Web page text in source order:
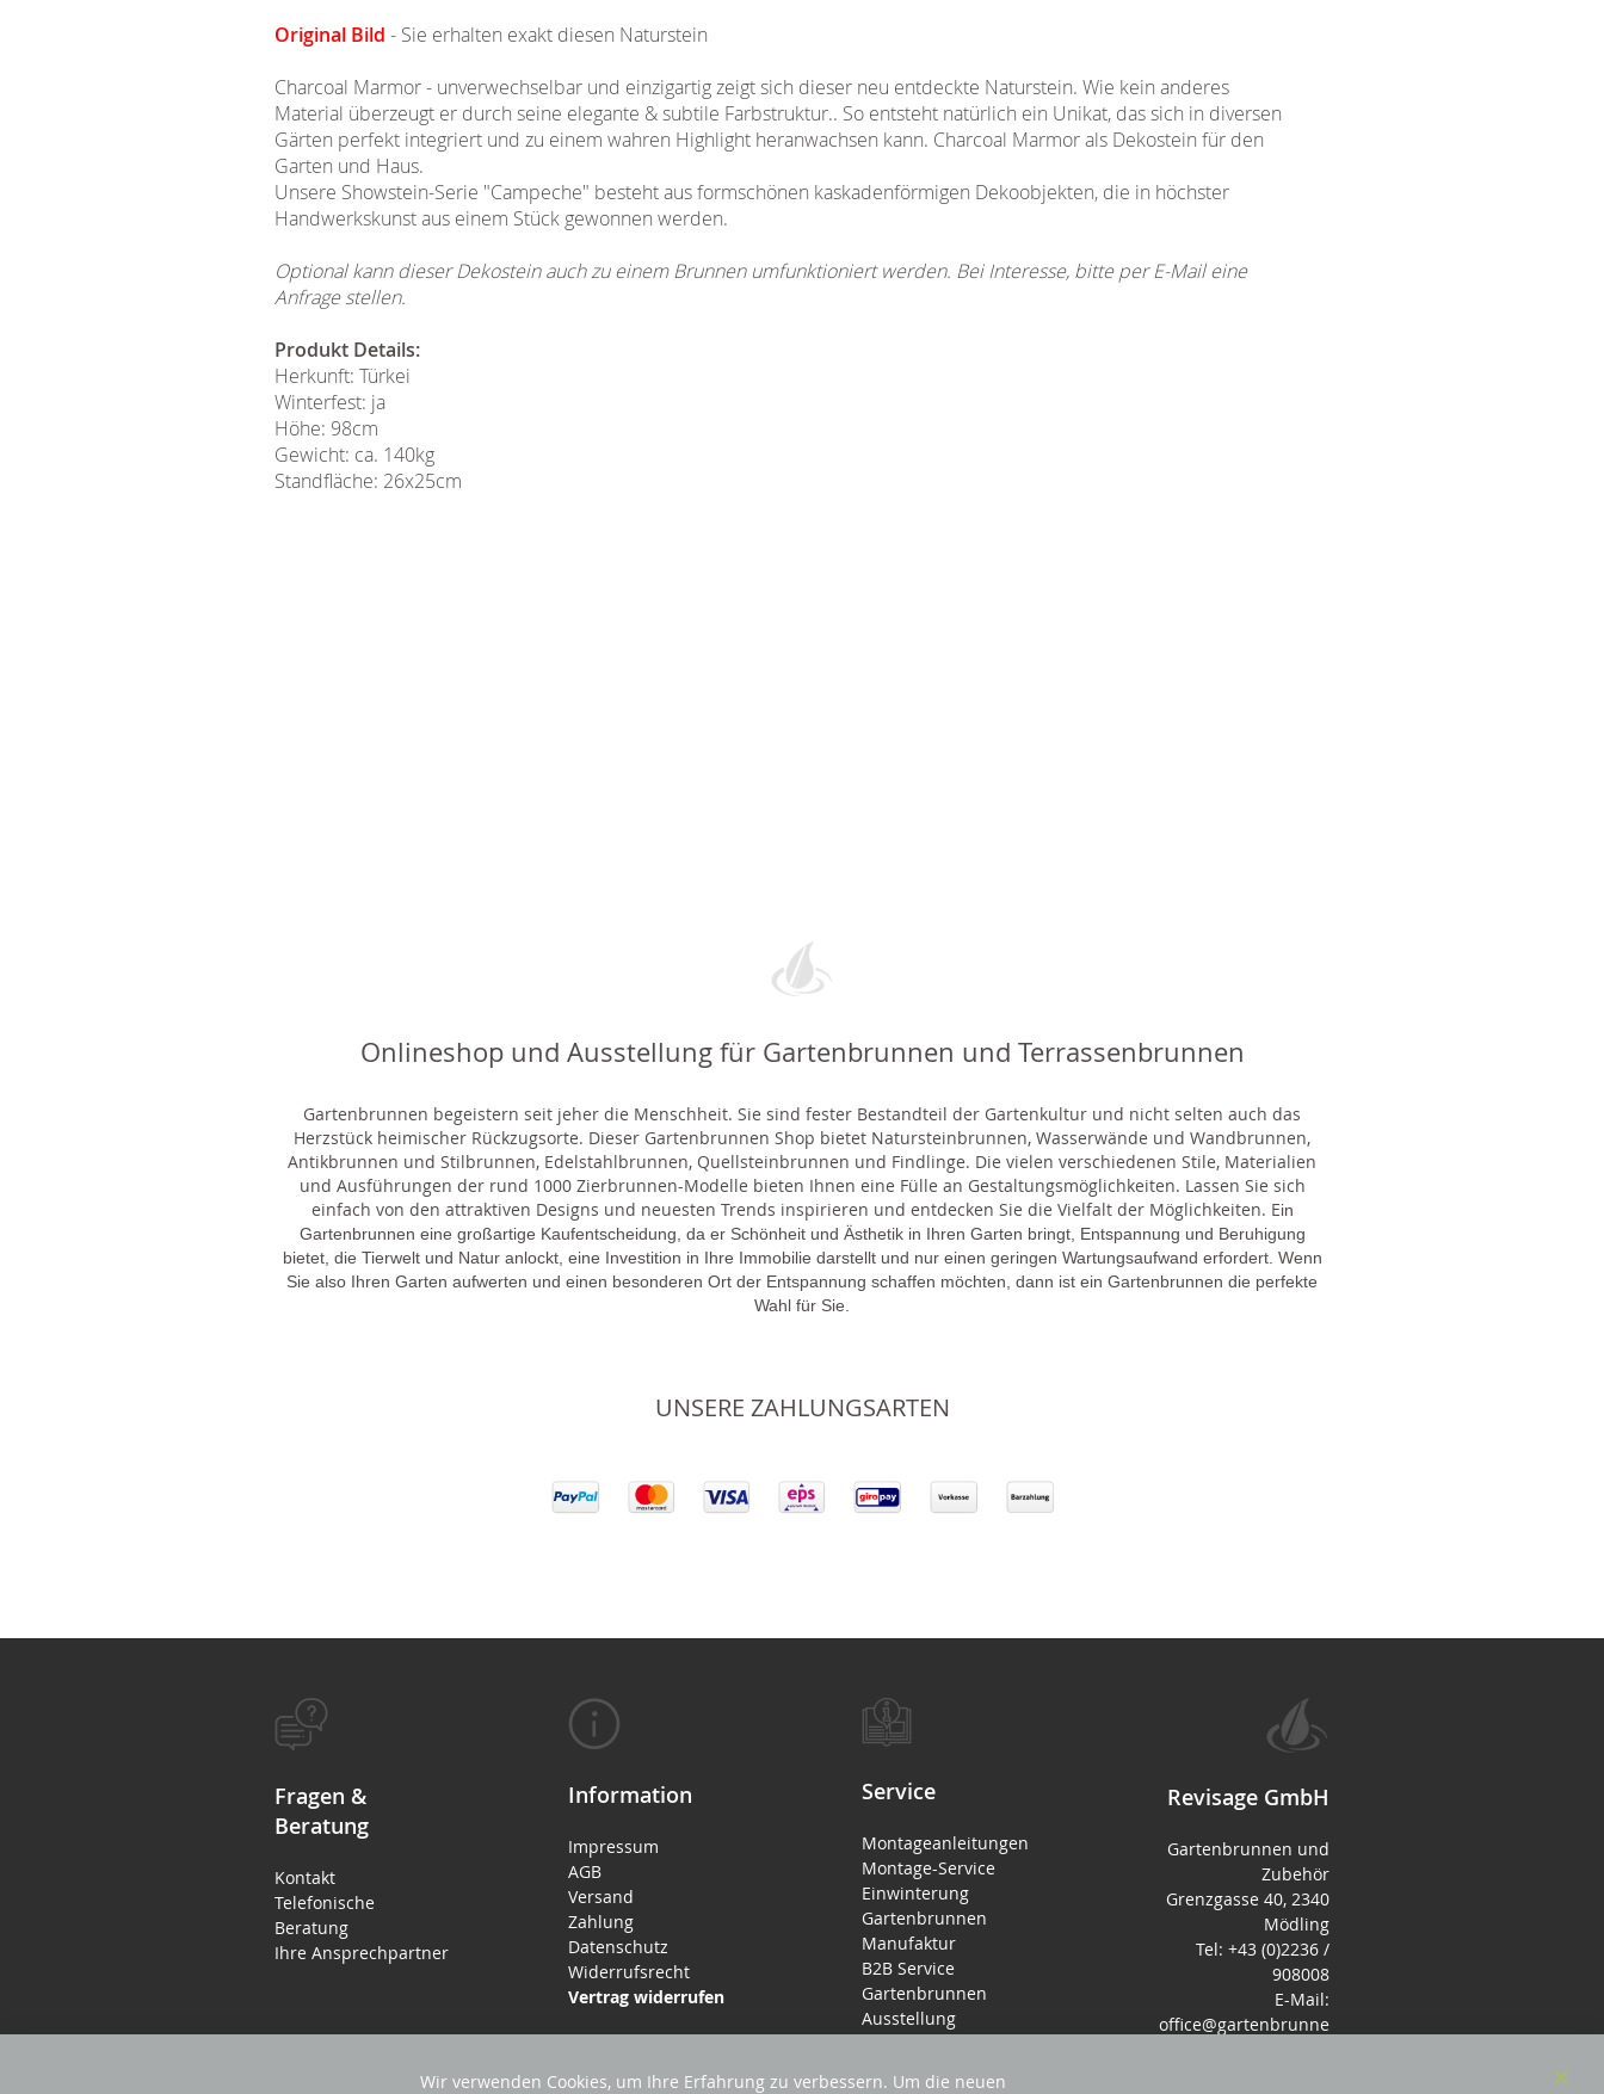
Original Bild - Sie erhalten exakt diesen Naturstein
Charcoal Marmor - unverwechselbar und einzigartig zeigt sich dieser neu entdeckte Naturstein. Wie kein anderes
Material überzeugt er durch seine elegante & subtile Farbstruktur.. So entsteht natürlich ein Unikat, das sich in diversen
Gärten perfekt integriert und zu einem wahren Highlight heranwachsen kann. Charcoal Marmor als Dekostein für den
Garten und Haus.
Unsere Showstein-Serie "Campeche" besteht aus formschönen kaskadenförmigen Dekoobjekten, die in höchster
Handwerkskunst aus einem Stück gewonnen werden.
Optional kann dieser Dekostein auch zu einem Brunnen umfunktioniert werden. Bei Interesse, bitte per E-Mail eine
Anfrage stellen.
Produkt Details:
Herkunft: Türkei
Winterfest: ja
Höhe: 98cm
Gewicht: ca. 140kg
Standfläche: 26x25cm
Onlineshop und Ausstellung für Gartenbrunnen und Terrassenbrunnen
Gartenbrunnen begeistern seit jeher die Menschheit. Sie sind fester Bestandteil der Gartenkultur und nicht selten auch das
Herzstück heimischer Rückzugsorte. Dieser Gartenbrunnen Shop bietet Natursteinbrunnen, Wasserwände und Wandbrunnen,
Antikbrunnen und Stilbrunnen, Edelstahlbrunnen, Quellsteinbrunnen und Findlinge. Die vielen verschiedenen Stile, Materialien
und Ausführungen der rund 1000 Zierbrunnen-Modelle bieten Ihnen eine Fülle an Gestaltungsmöglichkeiten. Lassen Sie sich
einfach von den attraktiven Designs und neuesten Trends inspirieren und entdecken Sie die Vielfalt der Möglichkeiten. Ein
Gartenbrunnen eine großartige Kaufentscheidung, da er Schönheit und Ästhetik in Ihren Garten bringt, Entspannung und Beruhigung
bietet, die Tierwelt und Natur anlockt, eine Investition in Ihre Immobilie darstellt und nur einen geringen Wartungsaufwand erfordert. Wenn
Sie also Ihren Garten aufwerten und einen besonderen Ort der Entspannung schaffen möchten, dann ist ein Gartenbrunnen die perfekte
Wahl für Sie.
UNSERE ZAHLUNGSARTEN
Fragen &
Beratung
Kontakt
Telefonische
Beratung
Ihre Ansprechpartner
Information
Impressum
AGB
Versand
Zahlung
Datenschutz
Widerrufsrecht
Vertrag widerrufen
Service
Montageanleitungen
Montage-Service
Einwinterung
Gartenbrunnen
Manufaktur
B2B Service
Gartenbrunnen
Ausstellung
Revisage GmbH
Gartenbrunnen und
Zubehör
Grenzgasse 40, 2340
Mödling
Tel: +43 (0)2236 /
908008
E-Mail:
office@gartenbrunne
Wir verwenden Cookies, um Ihre Erfahrung zu verbessern. Um die neuen